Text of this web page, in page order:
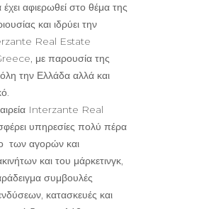
έχει αφιερωθεί στο θέμα της
και ιδρύει την
Real Estate
, με παρουσία της
όλη την Ελλάδα αλλά και
Interzante Real
υπηρεσίες πολύ πέρα
των αγορών και
και του μάρκετινγκ,
συμβουλές
κατασκευές και